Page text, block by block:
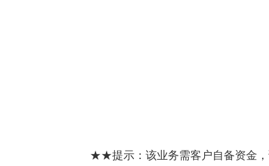
★★提示：该业务需客户自备资金，